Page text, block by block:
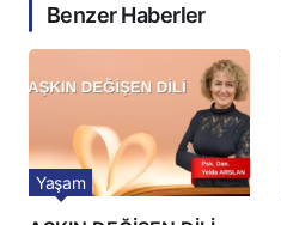
Benzer Haberler
Yaşam